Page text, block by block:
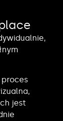
proces
jest